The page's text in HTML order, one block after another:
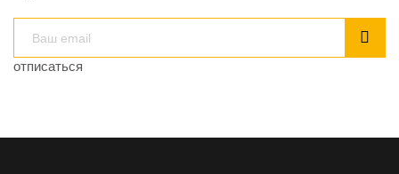
отписаться